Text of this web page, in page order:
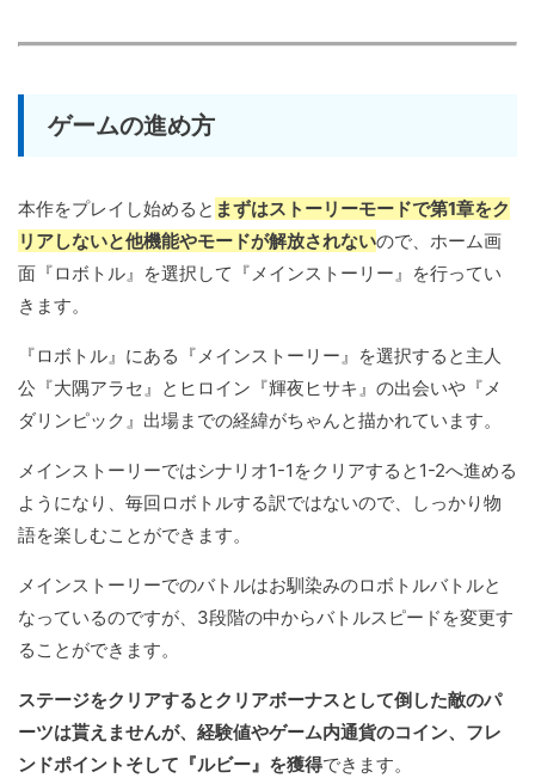
ゲームの進め方
本作をプレイし始めると まずはストーリーモードで第1章をク
リアしないと他機能やモードが解放されないので、ホーム画
面『ロボトル』を選択して『メインストーリー』を行ってい
きます。
『ロボトル』にある『メインストーリー』を選択すると主人
公『大隅アラセ』とヒロイン『輝夜ヒサキ』の出会いや『メ
ダリンピック』出場までの経緯がちゃんと描かれています。
メインストーリーではシナリオ1-1をクリアすると1-2へ進める
ようになり、毎回ロボトルする訳ではないので、しっかり物
語を楽しむことができます。
メインストーリーでのバトルはお馴染みのロボトルバトルと
なっているのですが、3段階の中からバトルスピードを変更す
ることができます。
ステージをクリアするとクリアボーナスとして倒した敵のパ
ーツは貰えませんが、経験値やゲーム内通貨のコイン、フレ
ンドポイントそして『ルビー』を獲得できます。